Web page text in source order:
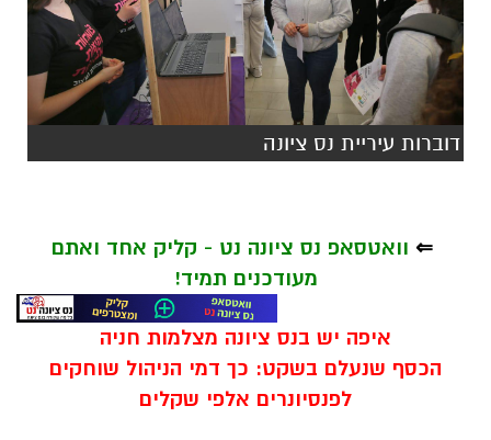
דוברות עיריית נס ציונה
⇐ וואטסאפ נס ציונה נט - קליק אחד ואתם
מעודכנים תמיד!
איפה יש בנס ציונה מצלמות חניה
הכסף שנעלם בשקט: כך דמי הניהול שוחקים
לפנסיונרים אלפי שקלים